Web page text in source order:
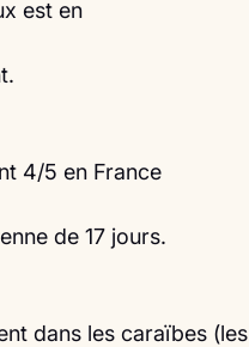
est en
4/5 en France
de 17 jours.
dans les caraïbes (les